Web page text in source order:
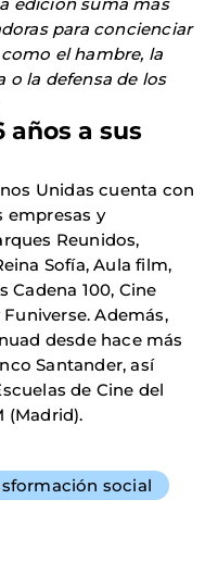
para concienciar
el hambre, la
o la defensa de los
años a sus
Unidas cuenta con
empresas y
Reunidos,
Sofía, Aula film,
Cadena 100, Cine
Además,
desde hace más
Santander, así
de Cine del
(Madrid).
social